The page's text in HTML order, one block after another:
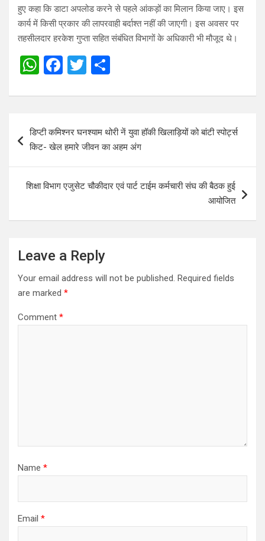
हुए कहा कि डाटा अपलोड करने से पहले आंकड़ों का मिलान किया जाए। इस
कार्य में किसी प्रकार की लापरवाही बर्दाश्त नहीं की जाएगी। इस अवसर पर
तहसीलदार हरकेश गुप्ता सहित संबंधित विभागों के अधिकारी भी मौजूद थे।
W
at
s
A
p
F
ce
o
k
T
tt ar
e
navigation
डिप्टी कमिश्नर घनश्याम थोरी नें युवा हॉकी खिलाड़ियों को बांटी स्पोर्ट्स
किट- खेल हमारे जीवन का अहम अंग
शिक्षा विभाग एजुसेट चौकीदार एवं पार्ट टाईम कर्मचारी संघ की बैठक हुई
आयोजित
Leave a Reply
Your email address will not be published. Required fields
are marked *
Comment *
Name *
Email *